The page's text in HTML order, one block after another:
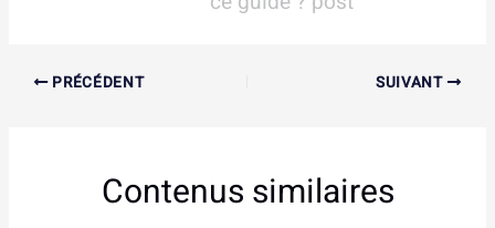
PRÉCÉDENT SUIVANT
Contenus similaires